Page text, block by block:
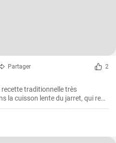
Partager 2
traditionnelle très
la cuisson lente du jarret, qui rend
Suivez cette démarche
plein de saveur.